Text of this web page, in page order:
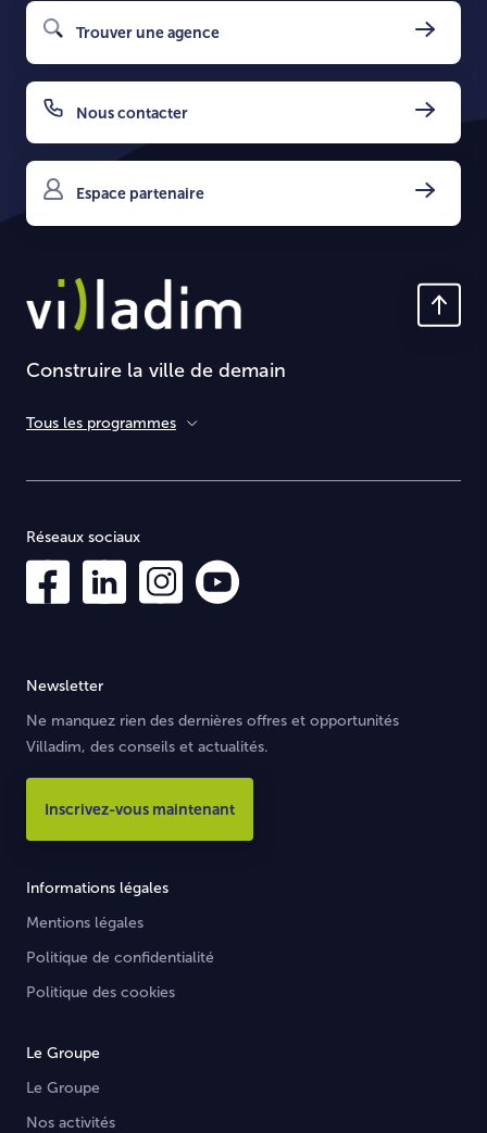
Trouver une agence
Nous contacter
Espace partenaire
Construire la ville de demain
Tous les programmes
Informations légales
Mentions légales
Politique de confidentialité
Politique des cookies
Le Groupe
Le Groupe
Nos activités
Réseaux sociaux
Newsletter
Ne manquez rien des dernières offres et opportunités
Villadim, des conseils et actualités.
Inscrivez-vous maintenant